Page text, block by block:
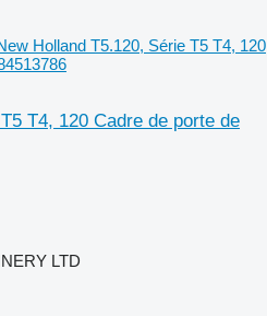
Holland T5.120, Série T5 T4, 120
T4, 120 Cadre de porte de
LTD